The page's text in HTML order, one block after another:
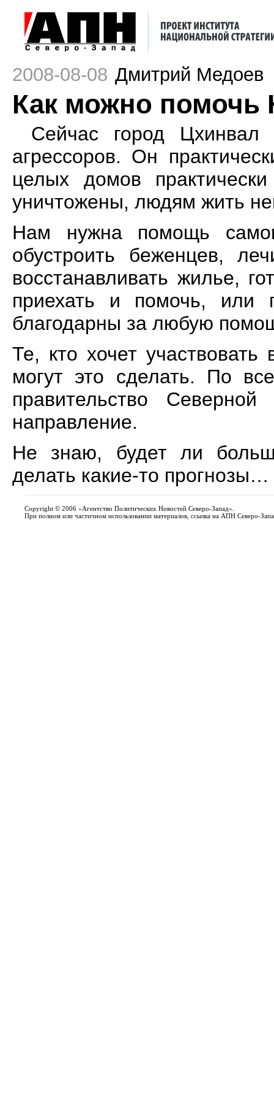
2008-08-08 Дмитрий Медоев
Как можно
Сейчас город Цхинвал
агрессоров. Он
целых домов
уничтожены, людям жить
Нам нужна помощь
обустроить беженцев,
восстанавливать жилье,
приехать и помочь, или
благодарны за любую
Те, кто хочет
могут это сделать. По
правительство
направление.
Не знаю, будет ли
делать какие-то прогнозы…
Copyright © 2006 «Агентство Политических Новостей Северо-Запад».
При полном или частичном использовании материалов, ссылка на АПН Северо-